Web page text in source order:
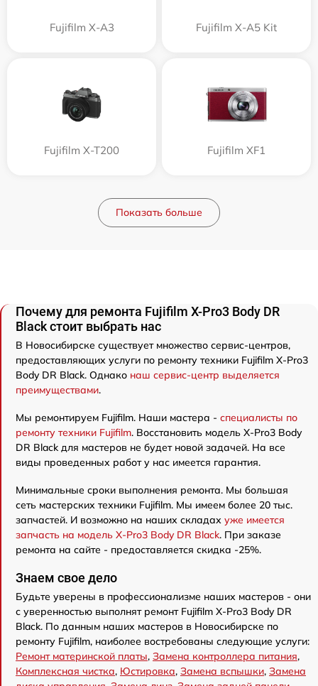
Fujifilm X-A3 Fujifilm X-A5 Kit
Fujifilm X-T200 Fujifilm XF1
Показать больше
Почему для ремонта Fujifilm X-Pro3 Body DR
Black стоит выбрать нас
В Новосибирске существует множество сервис-центров,
предоставляющих услуги по ремонту техники Fujifilm X-Pro3
Body DR Black. Однако наш сервис-центр выделяется
преимуществами.
Мы ремонтируем Fujifilm. Наши мастера - специалисты по
ремонту техники Fujifilm. Восстановить модель X-Pro3 Body
DR Black для мастеров не будет новой задачей. На все
виды проведенных работ у нас имеется гарантия.
Минимальные сроки выполнения ремонта. Мы большая
сеть мастерских техники Fujifilm. Мы имеем более 20 тыс.
запчастей. И возможно на наших складах уже имеется
запчасть на модель X-Pro3 Body DR Black. При заказе
ремонта на сайте - предоставляется скидка -25%.
Знаем свое дело
Будьте уверены в профессионализме наших мастеров - они
с уверенностью выполнят ремонт Fujifilm X-Pro3 Body DR
Black. По данным наших мастеров в Новосибирске по
ремонту Fujifilm, наиболее востребованы следующие услуги:
Ремонт материнской платы, Замена контроллера питания,
Комплексная чистка, Юстировка, Замена вспышки, Замена